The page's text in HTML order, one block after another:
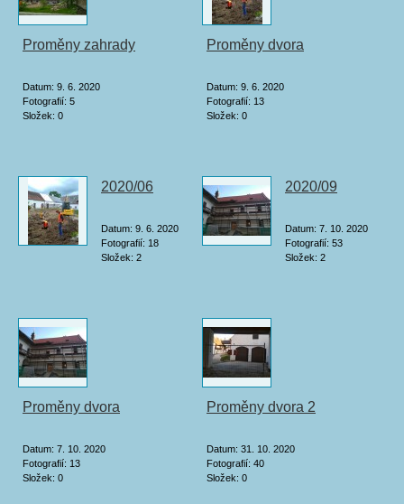
Proměny zahrady
Datum: 9. 6. 2020
Fotografií: 5
Složek: 0
Proměny dvora
Datum: 9. 6. 2020
Fotografií: 13
Složek: 0
2020/06
Datum: 9. 6. 2020
Fotografií: 18
Složek: 2
2020/09
Datum: 7. 10. 2020
Fotografií: 53
Složek: 2
Proměny dvora
Datum: 7. 10. 2020
Fotografií: 13
Složek: 0
Proměny dvora 2
Datum: 31. 10. 2020
Fotografií: 40
Složek: 0